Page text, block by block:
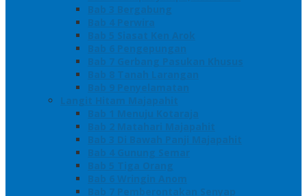
Bab 3 Bergabung
Bab 4 Perwira
Bab 5 Siasat Ken Arok
Bab 6 Pengepungan
Bab 7 Gerbang Pasukan Khusus
Bab 8 Tanah Larangan
Bab 9 Penyelamatan
Langit Hitam Majapahit
Bab 1 Menuju Kotaraja
Bab 2 Matahari Majapahit
Bab 3 Di Bawah Panji Majapahit
Bab 4 Gunung Semar
Bab 5 Tiga Orang
Bab 6 Wringin Anom
Bab 7 Pemberontakan Senyap